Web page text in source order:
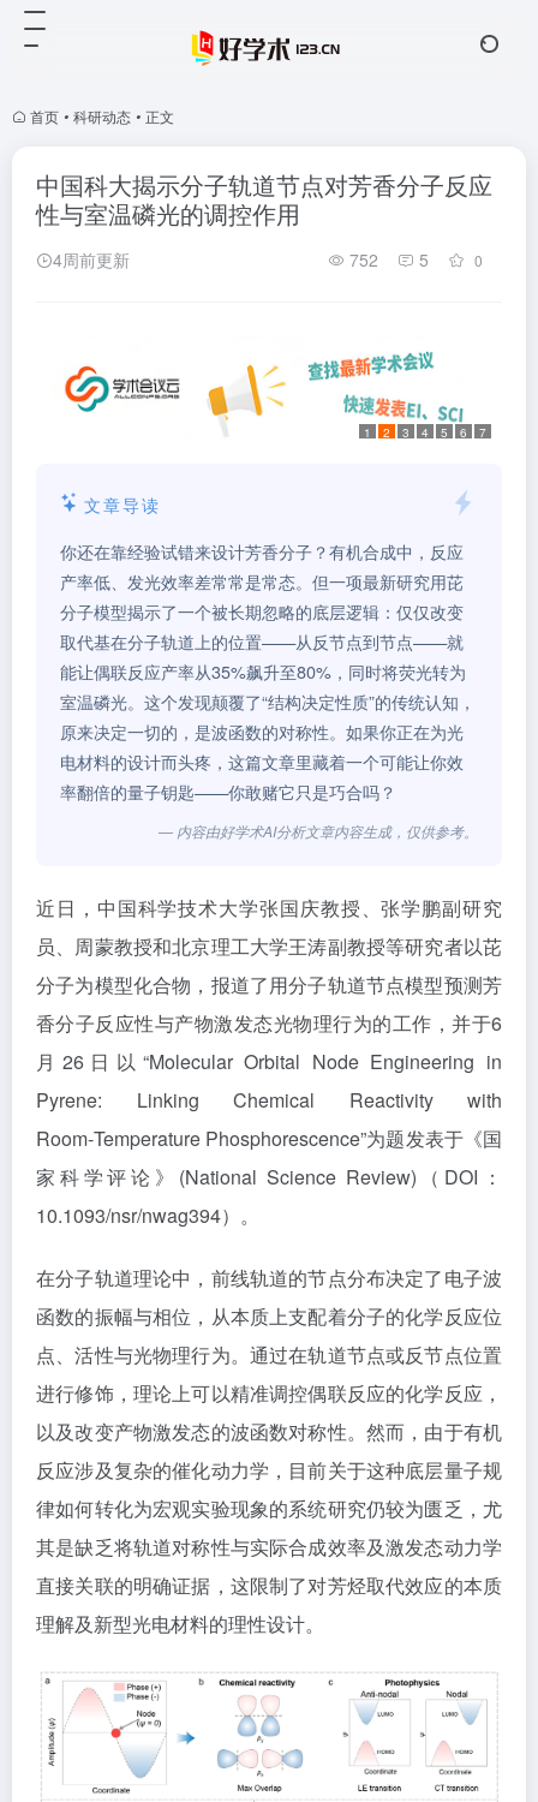
首页 • 科研动态 • 正文
中国科大揭示分子轨道节点对芳香分子反应
性与室温磷光的调控作用
4周前更新 752 5 0
1 2 3 4 5 6 7
文章导读
你还在靠经验试错来设计芳香分子？有机合成中，反应
产率低、发光效率差常常是常态。但一项最新研究用芘
分子模型揭示了一个被长期忽略的底层逻辑：仅仅改变
取代基在分子轨道上的位置——从反节点到节点——就
能让偶联反应产率从35%飙升至80%，同时将荧光转为
室温磷光。这个发现颠覆了“结构决定性质”的传统认知，
原来决定一切的，是波函数的对称性。如果你正在为光
电材料的设计而头疼，这篇文章里藏着一个可能让你效
率翻倍的量子钥匙——你敢赌它只是巧合吗？
— 内容由好学术AI分析文章内容生成，仅供参考。
近日，中国科学技术大学张国庆教授、张学鹏副研究
员、周蒙教授和北京理工大学王涛副教授等研究者以芘
分子为模型化合物，报道了用分子轨道节点模型预测芳
香分子反应性与产物激发态光物理行为的工作，并于6
月 26日以 “Molecular Orbital Node Engineering in
Pyrene: Linking Chemical Reactivity with
Room‑Temperature Phosphorescence”为题发表于《国
家科学评论》 (National Science Review)（DOI：
10.1093/nsr/nwag394） 。
在分子轨道理论中，前线轨道的节点分布决定了电子波
函数的振幅与相位，从本质上支配着分子的化学反应位
点、活性与光物理行为。通过在轨道节点或反节点位置
进行修饰，理论上可以精准调控偶联反应的化学反应，
以及改变产物激发态的波函数对称性。然而，由于有机
反应涉及复杂的催化动力学，目前关于这种底层量子规
律如何转化为宏观实验现象的系统研究仍较为匮乏，尤
其是缺乏将轨道对称性与实际合成效率及激发态动力学
直接关联的明确证据，这限制了对芳烃取代效应的本质
理解及新型光电材料的理性设计。